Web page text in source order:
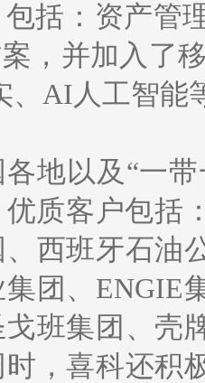
括：资产管
，并加入了
、AI人工智能
地以及“一
质客户包括
西班牙石油
团、ENGIE
班集团、壳
，喜科还积